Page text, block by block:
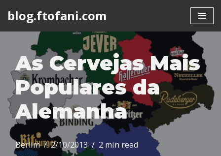
content
blog.ftofani.com
As Cervejas Mais
Populares da
Alemanha
Berlim 2/10/2013 2 min read